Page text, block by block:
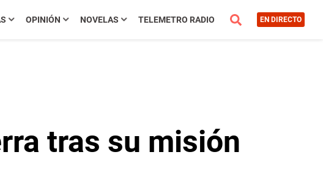
OPINIÓN NOVELAS TELEMETRO RADIO EN DIRECTO
tras su misión